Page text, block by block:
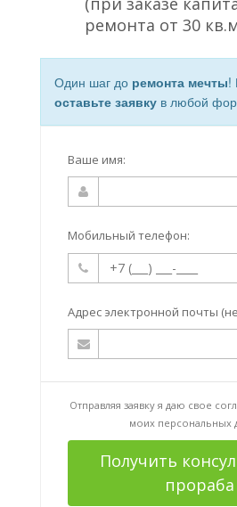
ремонта от 30
Один шаг до ремонта мечты!
оставьте заявку в любой
Ваше имя:
Мобильный телефон:
Адрес электронной почты
Отправляя заявку я даю свое
моих персональных
Получить
прораба